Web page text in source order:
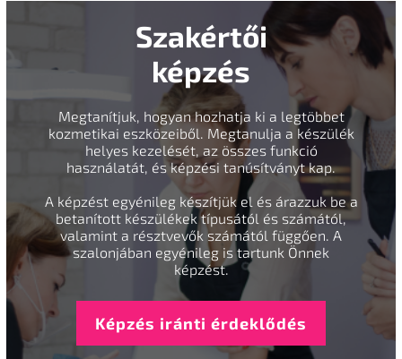
Szakértői
képzés
Megtanítjuk, hogyan hozhatja ki a legtöbbet
kozmetikai eszközeiből. Megtanulja a készülék
helyes kezelését, az összes funkció
használatát, és képzési tanúsítványt kap.
A képzést egyénileg készítjük el és árazzuk be a
betanított készülékek típusától és számától,
valamint a résztvevők számától függően. A
szalonjában egyénileg is tartunk Önnek
képzést.
Képzés iránti érdeklődés